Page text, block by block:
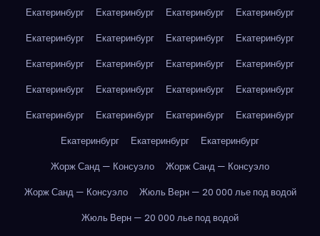
Екатеринбург
Екатеринбург Екатеринбург
Екатеринбург
Екатеринбург
Екатеринбург Екатеринбург
Екатеринбург
Екатеринбург
Екатеринбург Екатеринбург
Екатеринбург
Екатеринбург
Екатеринбург Екатеринбург
Екатеринбург
Екатеринбург
Екатеринбург Екатеринбург
Екатеринбург
Екатеринбург
Екатеринбург
Екатеринбург
Жорж Санд — Консуэло
Жорж Санд — Консуэло
Жорж Санд — Консуэло
Жюль Верн — 20 000 лье под водой
Жюль Верн — 20 000 лье под водой